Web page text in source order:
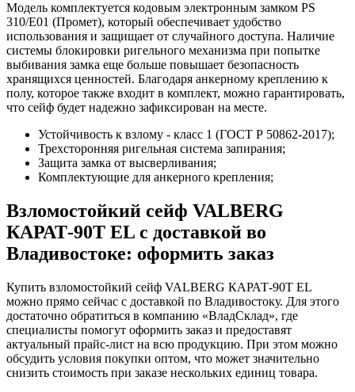
Модель комплектуется кодовым электронным замком PS
310/E01 (Промет), который обеспечивает удобство
использования и защищает от случайного доступа. Наличие
системы блокировки ригельного механизма при попытке
выбивания замка еще больше повышает безопасность
хранящихся ценностей. Благодаря анкерному креплению к
полу, которое также входит в комплект, можно гарантировать,
что сейф будет надежно зафиксирован на месте.
Устойчивость к взлому - класс 1 (ГОСТ Р 50862-2017);
Трехсторонняя ригельная система запирания;
Защита замка от высверливания;
Комплектующие для анкерного крепления;
Взломостойкий сейф VALBERG
КАРАТ-90T EL с доставкой во
Владивостоке: оформить заказ
Купить взломостойкий сейф VALBERG КАРАТ-90T EL
можно прямо сейчас с доставкой по Владивостоку. Для этого
достаточно обратиться в компанию «ВладСклад», где
специалисты помогут оформить заказ и предоставят
актуальный прайс-лист на всю продукцию. При этом можно
обсудить условия покупки оптом, что может значительно
снизить стоимость при заказе нескольких единиц товара.